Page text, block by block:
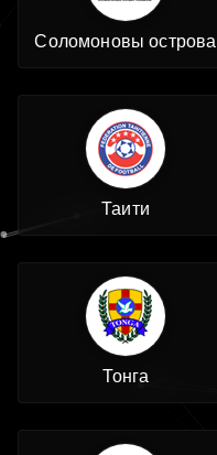
Соломоновы острова
Таити
Тонга